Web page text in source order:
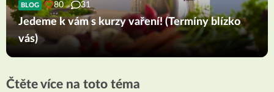
BLOG 80 31
Jedeme k vám s kurzy vaření! (Termíny blízko
vás)
Čtěte více na toto téma